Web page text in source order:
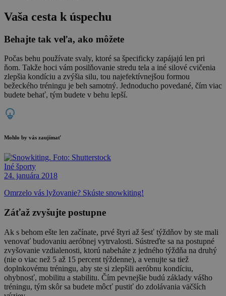
Vaša cesta k úspechu
Behajte tak veľa, ako môžete
Počas behu používate svaly, ktoré sa špecificky zapájajú len pri
ňom. Takže hoci vám posilňovanie stredu tela a iné silové cvičenia
zlepšia kondíciu a zvýšia silu, tou najefektívnejšou formou
bežeckého tréningu je beh samotný. Jednoducho povedané, čím viac
budete behať, tým budete v behu lepší.
Mohlo by vás zaujímať
Iné športy
24. januára 2018
Omrzelo vás lyžovanie? Skúste snowkiting!
Záťaž zvyšujte postupne
Ak s behom ešte len začínate, prvé štyri až šesť týždňov by ste mali
venovať budovaniu aeróbnej vytrvalosti. Sústreďte sa na postupné
zvyšovanie vzdialenosti, ktorú nabeháte z jedného týždňa na druhý
(nie o viac než 5 až 15 percent týždenne), a venujte sa tiež
doplnkovému tréningu, aby ste si zlepšili aeróbnu kondíciu,
ohybnosť, mobilitu a stabilitu. Čím pevnejšie budú základy vášho
tréningu, tým skôr sa budete môcť pustiť do zdolávania väčších